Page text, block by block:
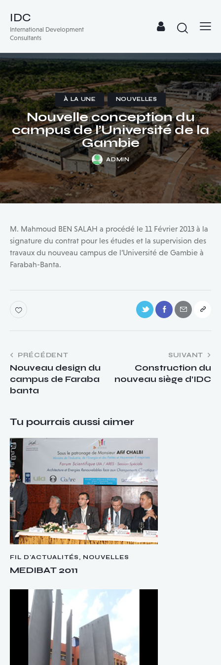
IDC
International Development
Consultants
À LA UNE NOUVELLES
Nouvelle conception du
campus de l’Université de la
Gambie
ADMIN
M. Mahmoud BEN SALAH a procédé le 11 Février 2013 à la
signature du contrat pour les études et la supervision des
travaux du nouveau campus de l’Université de Gambie à
Farabah-Banta.
Navigation
de
l’article
PRÉCÉDENT
Nouveau design du
campus de Faraba
banta
SUIVANT
Construction du
nouveau siège d’IDC
Tu pourrais aussi aimer
FIL D'ACTUALITÉS NOUVELLES
MEDIBAT 2011